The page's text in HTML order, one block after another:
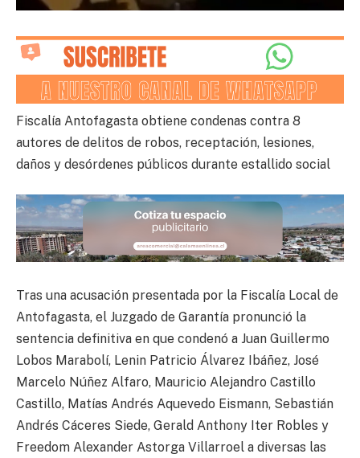
Fiscalía Antofagasta obtiene condenas contra 8
autores de delitos de robos, receptación, lesiones,
daños y desórdenes públicos durante estallido social
Tras una acusación presentada por la Fiscalía Local de
Antofagasta, el Juzgado de Garantía pronunció la
sentencia definitiva en que condenó a Juan Guillermo
Lobos Marabolí, Lenin Patricio Álvarez Ibáñez, José
Marcelo Núñez Alfaro, Mauricio Alejandro Castillo
Castillo, Matías Andrés Aquevedo Eismann, Sebastián
Andrés Cáceres Siede, Gerald Anthony Iter Robles y
Freedom Alexander Astorga Villarroel a diversas las